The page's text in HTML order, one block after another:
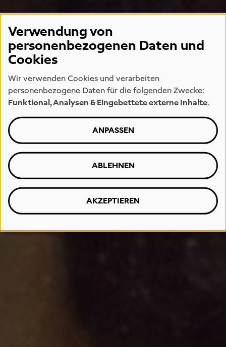
Verwendung von
personenbezogenen Daten und
Cookies
Wir verwenden Cookies und verarbeiten
personenbezogene Daten für die folgenden Zwecke:
Funktional, Analysen & Eingebettete externe Inhalte.
ANPASSEN
ABLEHNEN
AKZEPTIEREN